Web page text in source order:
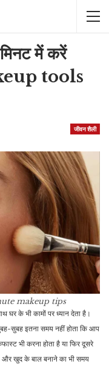
में करें
tools
जीवन शैली
makeup tips
घर के भी कामों पर ध्यान देता है।
सुबह इतना समय नहीं होता कि आप
भी करना होता है या फिर दूसरे
खुद के बाल बनाने का भी समय